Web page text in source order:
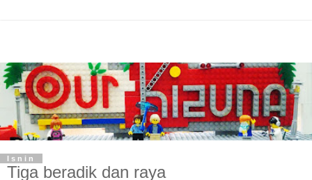
Isnin
Tiga beradik dan raya